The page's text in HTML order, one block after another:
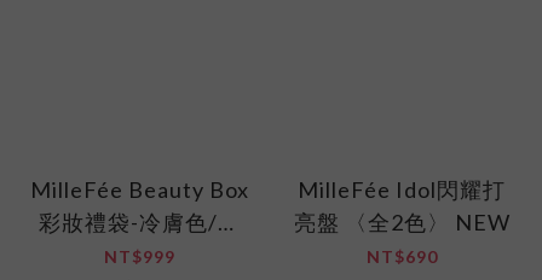
MilleFée Beauty Box
彩妝禮袋-冷膚色/暖
膚色
NT$999
MilleFée Idol閃耀打
亮盤 〈全2色〉 NEW
NT$690